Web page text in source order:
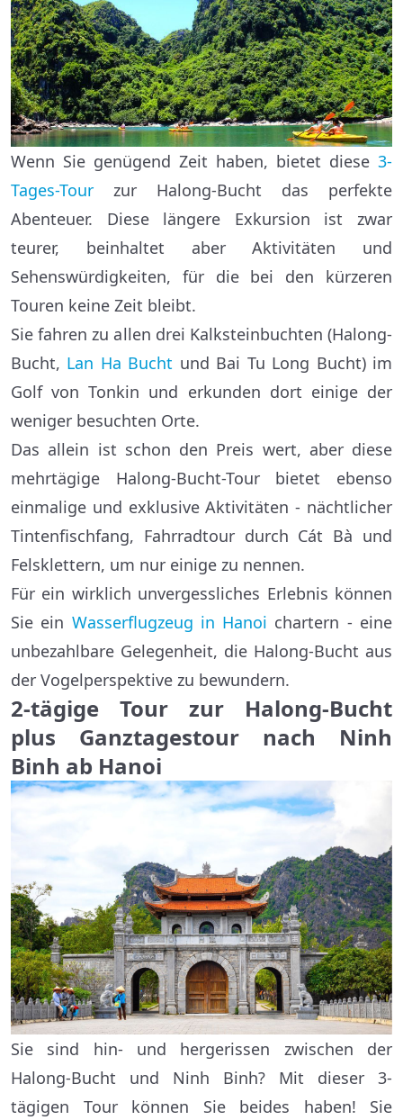
Wenn Sie genügend Zeit haben, bietet diese 3-
Tages-Tour zur Halong-Bucht das perfekte
Abenteuer. Diese längere Exkursion ist zwar
teurer, beinhaltet aber Aktivitäten und
Sehenswürdigkeiten, für die bei den kürzeren
Touren keine Zeit bleibt.
Sie fahren zu allen drei Kalksteinbuchten (Halong-
Bucht, Lan Ha Bucht und Bai Tu Long Bucht) im
Golf von Tonkin und erkunden dort einige der
weniger besuchten Orte.
Das allein ist schon den Preis wert, aber diese
mehrtägige Halong-Bucht-Tour bietet ebenso
einmalige und exklusive Aktivitäten - nächtlicher
Tintenfischfang, Fahrradtour durch Cát Bà und
Felsklettern, um nur einige zu nennen.
Für ein wirklich unvergessliches Erlebnis können
Sie ein Wasserflugzeug in Hanoi chartern - eine
unbezahlbare Gelegenheit, die Halong-Bucht aus
der Vogelperspektive zu bewundern.
2-tägige Tour zur Halong-Bucht
plus Ganztagestour nach Ninh
Binh ab Hanoi
Sie sind hin- und hergerissen zwischen der
Halong-Bucht und Ninh Binh? Mit dieser 3-
tägigen Tour können Sie beides haben! Sie